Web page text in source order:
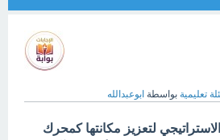
تعليمية بواسطة ابوعبدالله
لتعزيز مكانتها كمحرك